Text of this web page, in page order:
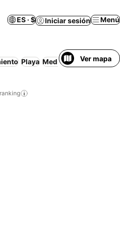
ES · $ Iniciar sesión Menú
Playa Media pensiónVer mapa